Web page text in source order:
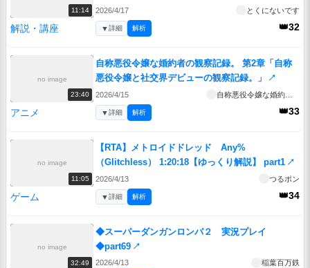
11:14 2026/4/17 とくにないです
解説・講座 👑32
▼詳細 解析
no image
23:40
自称悪役令嬢な婚約者の観察記録。 第2章「自称
悪役令嬢と社交界デビューの観察記録。」
↗
2026/4/15
アニメ 👑33
▼詳細 解析
no image
11:05
【RTA】メトロイドドレッド Any%
（Glitchless） 1:20:18【ゆっくり解説】 part1 ↗
2026/4/13 つるポン
ゲーム 👑34
▼詳細 解析
no image
32:49
◆スーパーダンガンロンパ２ 実況プレイ
◆part69 ↗
2026/4/13 稲葉百万鉄